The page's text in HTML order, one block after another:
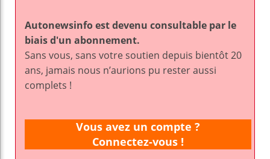
Autonewsinfo est devenu consultable par le
biais d'un abonnement.
Sans vous, sans votre soutien depuis bientôt 20
ans, jamais nous n’aurions pu rester aussi
complets !
Vous avez un compte ?
Connectez-vous !